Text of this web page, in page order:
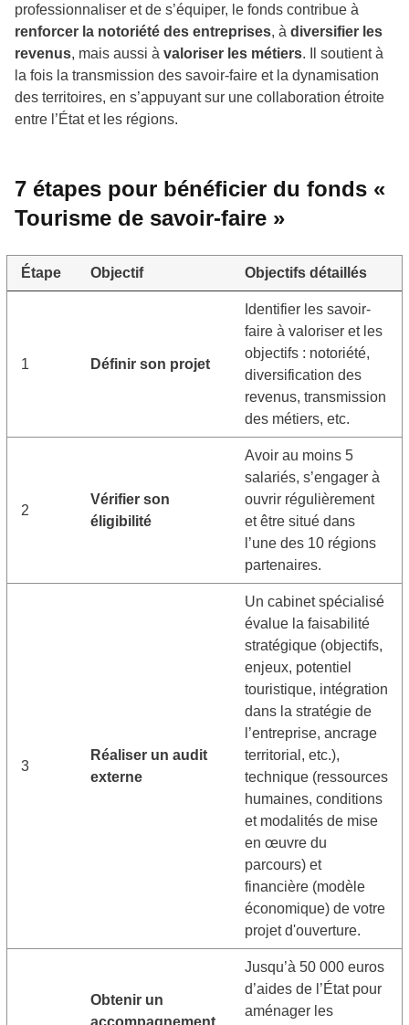
professionnaliser et de s’équiper, le fonds contribue à
renforcer la notoriété des entreprises, à diversifier les
revenus, mais aussi à valoriser les métiers. Il soutient à
la fois la transmission des savoir-faire et la dynamisation
des territoires, en s’appuyant sur une collaboration étroite
entre l’État et les régions.
7 étapes pour bénéficier du fonds «
Tourisme de savoir-faire »
Étape Objectif Objectifs détaillés
1 Définir son projet
Identifier les savoir-
faire à valoriser et les
objectifs : notoriété,
diversification des
revenus, transmission
des métiers, etc.
2
Vérifier son
éligibilité
Avoir au moins 5
salariés, s’engager à
ouvrir régulièrement
et être situé dans
l’une des 10 régions
partenaires.
3
Réaliser un audit
externe
Un cabinet spécialisé
évalue la faisabilité
stratégique (objectifs,
enjeux, potentiel
touristique, intégration
dans la stratégie de
l’entreprise, ancrage
territorial, etc.),
technique (ressources
humaines, conditions
et modalités de mise
en œuvre du
parcours) et
financière (modèle
économique) de votre
projet d'ouverture.
Obtenir un
accompagnement
Jusqu’à 50 000 euros
d’aides de l’État pour
aménager les